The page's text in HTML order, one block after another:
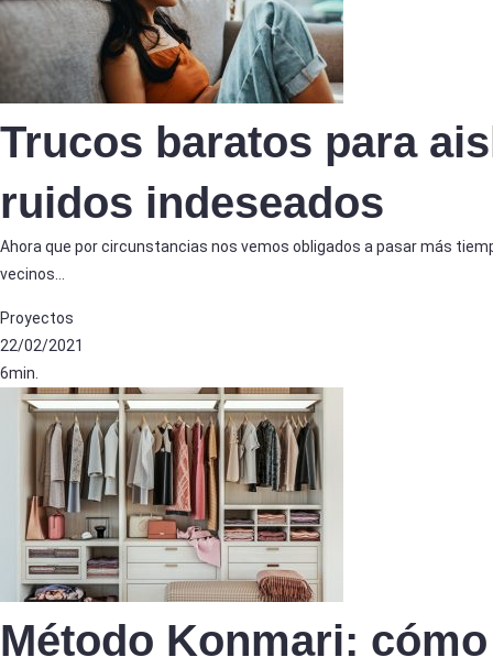
Trucos baratos para
ruidos indeseados
Ahora que por circunstancias nos vemos obligados a pasar más
vecinos…
Proyectos
22/02/2021
6min.
Método Konmari: